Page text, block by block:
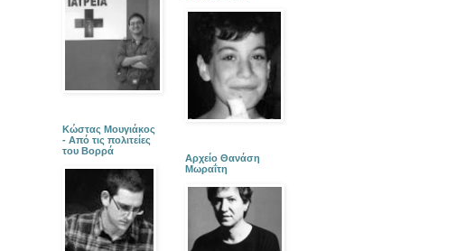
Κώστας Μουγιάκος
- Από τις πολιτείες
του Βορρά
Αρχείο Θανάση
Μωραΐτη